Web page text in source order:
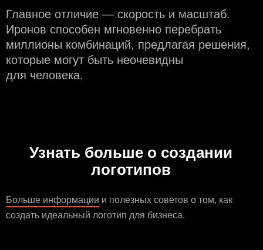
Главное отличие — скорость и масштаб.
Иронов способен мгновенно перебрать
миллионы комбинаций, предлагая решения,
которые могут быть неочевидны
для человека.
Узнать больше о создании
логотипов
Больше информации и полезных советов о том, как
создать идеальный логотип для бизнеса.